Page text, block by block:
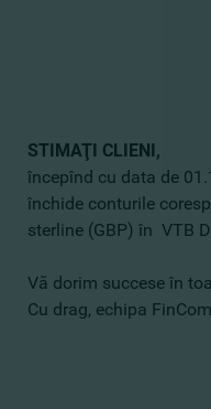
STIMAŢI CLIENI,
începînd cu data de
închide conturile
sterline (GBP) în VTB
Vă dorim succese în
Cu drag, echipa